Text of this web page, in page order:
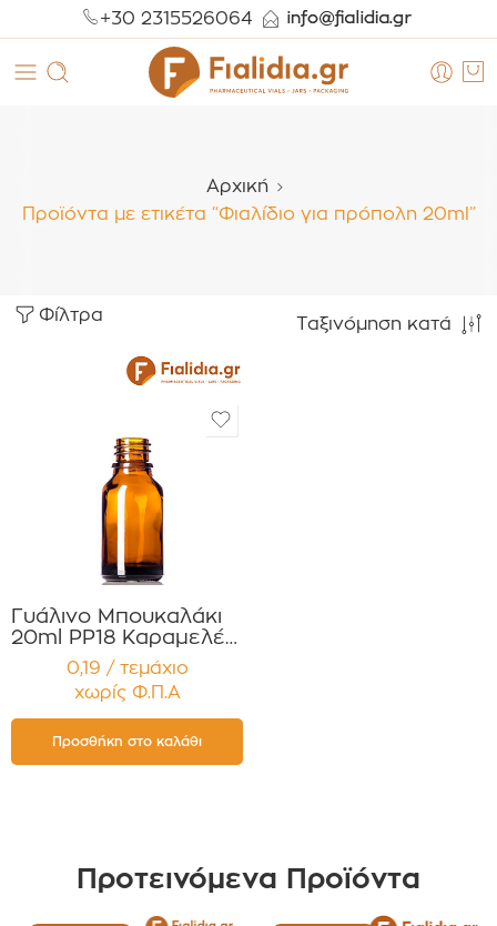
+30 2315526064
Αρχική
Προϊόντα με ετικέτα “Φιαλίδιο για πρόπολη 20ml”
Φίλτρα Ταξινόμηση κατά
Γυάλινο Μπουκαλάκι
20ml PP18 Καραμελέ
για Αιθέρια Έλαια ,
Βάμματα , Αρώματα
Συσκευασία 12
τεμαχίων
0,19 / τεμάχιο
χωρίς Φ.Π.Α
Προσθήκη στο καλάθι
Προτεινόμενα Προϊόντα